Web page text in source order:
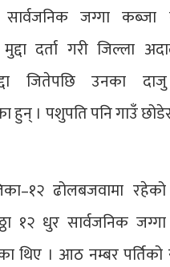
जग्गा कब्जा
दर्ता गरी जिल्ला
जितेपछि उनका
हुन् । पशुपति पनि गाउँ
ढोलबजवामा
१२ धुर सार्वजनिक
थिए । आठ नम्बर